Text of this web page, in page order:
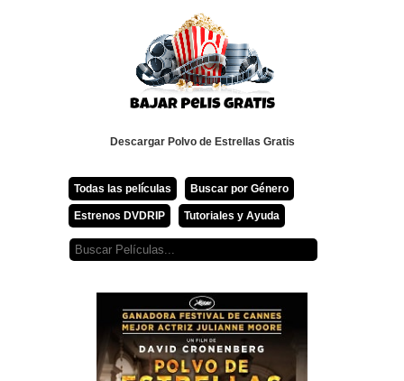
Descargar Polvo de Estrellas Gratis
Todas las películas Buscar por Género
Estrenos DVDRIP Tutoriales y Ayuda